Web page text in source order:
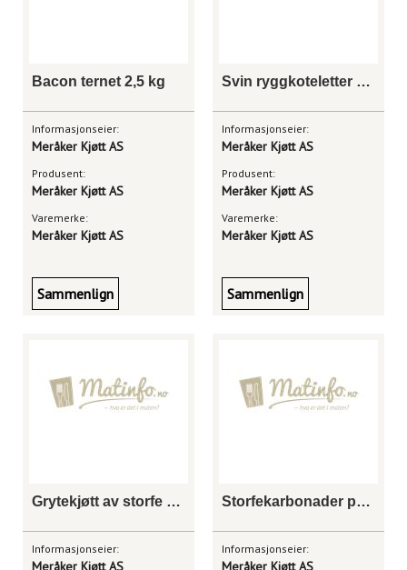
Bacon ternet 2,5 kg
Informasjonseier:
Meråker Kjøtt AS
Produsent:
Meråker Kjøtt AS
Varemerke:
Meråker Kjøtt AS
Sammenlign
Svin ryggkoteletter 2,5 kg
Informasjonseier:
Meråker Kjøtt AS
Produsent:
Meråker Kjøtt AS
Varemerke:
Meråker Kjøtt AS
Sammenlign
Grytekjøtt av storfe 3*3 cm 2,5 kg
Informasjonseier:
Meråker Kjøtt AS
Storfekarbonader pannestekte 2,5 kg
Informasjonseier:
Meråker Kjøtt AS